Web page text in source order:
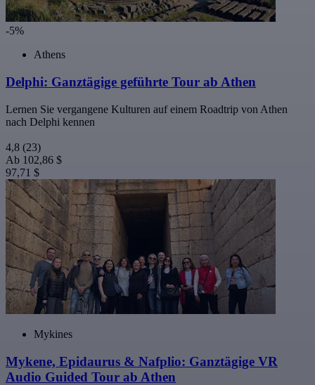
-5%
Athens
Delphi: Ganztägige geführte Tour ab Athen
Lernen Sie vergangene Kulturen auf einem Roadtrip von Athen
nach Delphi kennen
4,8 (23)
Ab 102,86 $
97,71 $
Mykines
Mykene, Epidaurus & Nafplio: Ganztägige VR
Audio Guided Tour ab Athen